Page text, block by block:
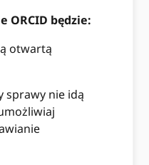
ORCID będzie:
otwartą
sprawy nie idą